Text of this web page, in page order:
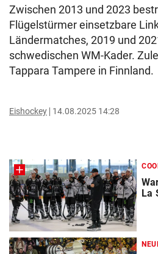
Zwischen 2013 und 2023
Flügelstürmer einsetzbare
Ländermatches, 2019 und
schwedischen WM-Kader.
Tappara Tampere in Finnland.
Eishockey 14.08.2025 14:28
La